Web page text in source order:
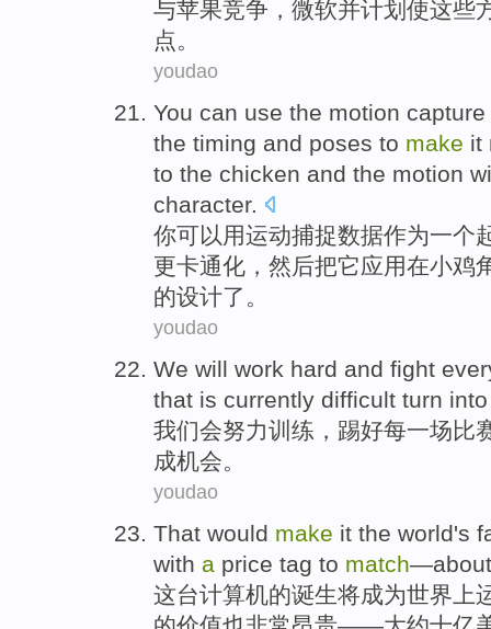
与苹果竞争，微软并计划 使这些
点。
youdao
You can use the motion capture
the timing and poses to make it
to the chicken and the motion
character.
你可以用运动捕捉数据作为一个
更卡通化， 然后把它应用在小鸡
的设计了。
youdao
We will work hard and fight
that is currently difficult turn
我们会努力训练 ， 踢好每一场比
成机会。
youdao
That would make it the world's
with a price tag to match—about
这台计算机的诞生将成为世界上